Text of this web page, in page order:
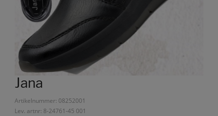
Jana
Artikelnummer: 08252001
Lev. artnr: 8-24761-45 001